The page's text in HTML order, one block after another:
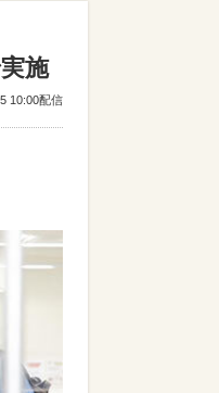
施
10:00配信